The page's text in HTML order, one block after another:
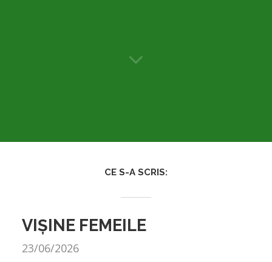
CE S-A SCRIS:
VIȘINE FEMEILE
23/06/2026